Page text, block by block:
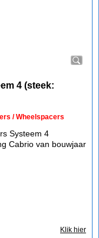
4 (steek:
/ Wheelspacers
Systeem 4
Cabrio van bouwjaar
Klik hier